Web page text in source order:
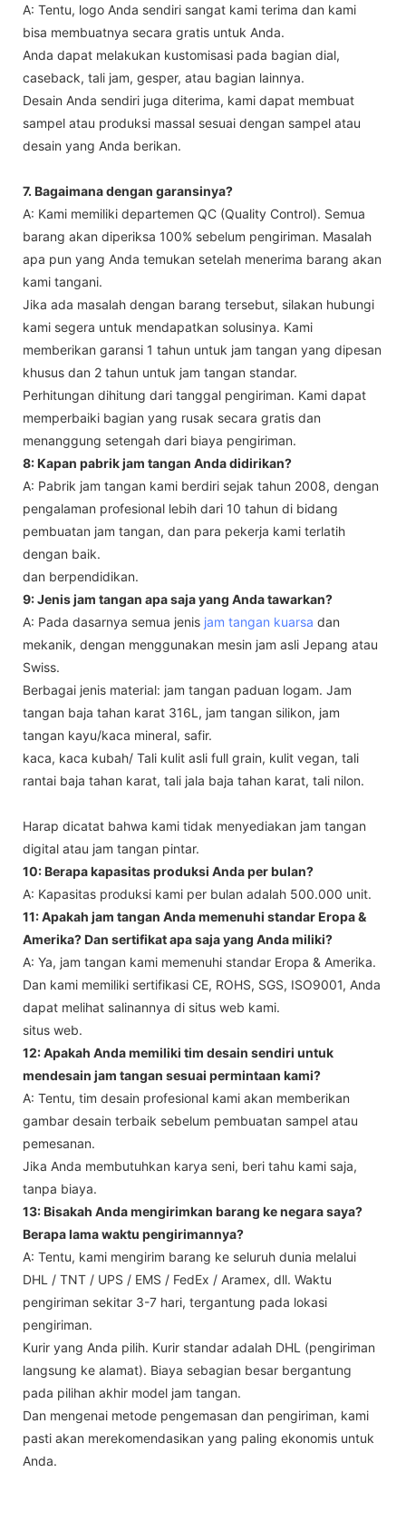
A: Tentu, logo Anda sendiri sangat kami terima dan kami
bisa membuatnya secara gratis untuk Anda.
Anda dapat melakukan kustomisasi pada bagian dial,
caseback, tali jam, gesper, atau bagian lainnya.
Desain Anda sendiri juga diterima, kami dapat membuat
sampel atau produksi massal sesuai dengan sampel atau
desain yang Anda berikan.
7. Bagaimana dengan garansinya?
A: Kami memiliki departemen QC (Quality Control). Semua
barang akan diperiksa 100% sebelum pengiriman. Masalah
apa pun yang Anda temukan setelah menerima barang akan
kami tangani.
Jika ada masalah dengan barang tersebut, silakan hubungi
kami segera untuk mendapatkan solusinya. Kami
memberikan garansi 1 tahun untuk jam tangan yang dipesan
khusus dan 2 tahun untuk jam tangan standar.
Perhitungan dihitung dari tanggal pengiriman. Kami dapat
memperbaiki bagian yang rusak secara gratis dan
menanggung setengah dari biaya pengiriman.
8: Kapan pabrik jam tangan Anda didirikan?
A: Pabrik jam tangan kami berdiri sejak tahun 2008, dengan
pengalaman profesional lebih dari 10 tahun di bidang
pembuatan jam tangan, dan para pekerja kami terlatih
dengan baik.
dan berpendidikan.
9: Jenis jam tangan apa saja yang Anda tawarkan?
A: Pada dasarnya semua jenis jam tangan kuarsa dan
mekanik, dengan menggunakan mesin jam asli Jepang atau
Swiss.
Berbagai jenis material: jam tangan paduan logam. Jam
tangan baja tahan karat 316L, jam tangan silikon, jam
tangan kayu/kaca mineral, safir.
kaca, kaca kubah/ Tali kulit asli full grain, kulit vegan, tali
rantai baja tahan karat, tali jala baja tahan karat, tali nilon.
Harap dicatat bahwa kami tidak menyediakan jam tangan
digital atau jam tangan pintar.
10: Berapa kapasitas produksi Anda per bulan?
A: Kapasitas produksi kami per bulan adalah 500.000 unit.
11: Apakah jam tangan Anda memenuhi standar Eropa &
Amerika? Dan sertifikat apa saja yang Anda miliki?
A: Ya, jam tangan kami memenuhi standar Eropa & Amerika.
Dan kami memiliki sertifikasi CE, ROHS, SGS, ISO9001, Anda
dapat melihat salinannya di situs web kami.
situs web.
12: Apakah Anda memiliki tim desain sendiri untuk
mendesain jam tangan sesuai permintaan kami?
A: Tentu, tim desain profesional kami akan memberikan
gambar desain terbaik sebelum pembuatan sampel atau
pemesanan.
Jika Anda membutuhkan karya seni, beri tahu kami saja,
tanpa biaya.
13: Bisakah Anda mengirimkan barang ke negara saya?
Berapa lama waktu pengirimannya?
A: Tentu, kami mengirim barang ke seluruh dunia melalui
DHL / TNT / UPS / EMS / FedEx / Aramex, dll. Waktu
pengiriman sekitar 3-7 hari, tergantung pada lokasi
pengiriman.
Kurir yang Anda pilih. Kurir standar adalah DHL (pengiriman
langsung ke alamat). Biaya sebagian besar bergantung
pada pilihan akhir model jam tangan.
Dan mengenai metode pengemasan dan pengiriman, kami
pasti akan merekomendasikan yang paling ekonomis untuk
Anda.